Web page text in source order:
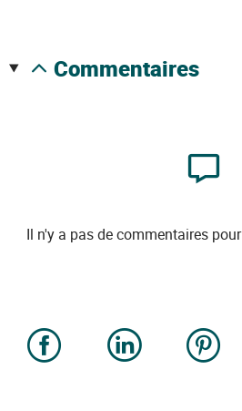
commentaires
Il n'y a pas de commentaires